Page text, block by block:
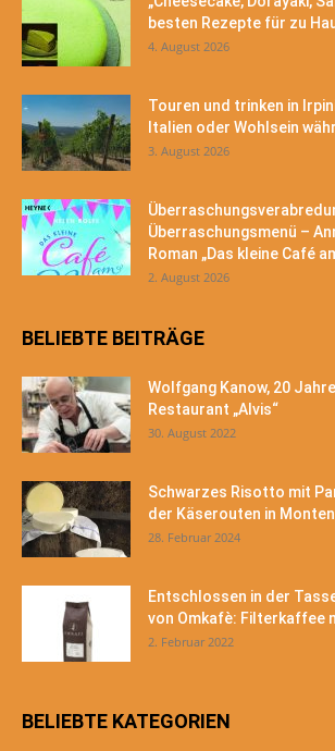
besten Rezepte für zu
4. August 2026
Touren und trinken in
Italien oder Wohlsein
3. August 2026
Überraschungsmenü –
Roman „Das kleine Café
2. August 2026
BELIEBTE BEITRÄGE
Wolfgang Kanow, 20
Restaurant „Alvis“
30. August 2022
Schwarzes Risotto mit
der Käserouten in
28. Februar 2024
Entschlossen in der
von Omkafè: Filterkaffee
2. Februar 2022
BELIEBTE KATEGORIEN